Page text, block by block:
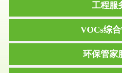
工程服
VOCs综
环保管家